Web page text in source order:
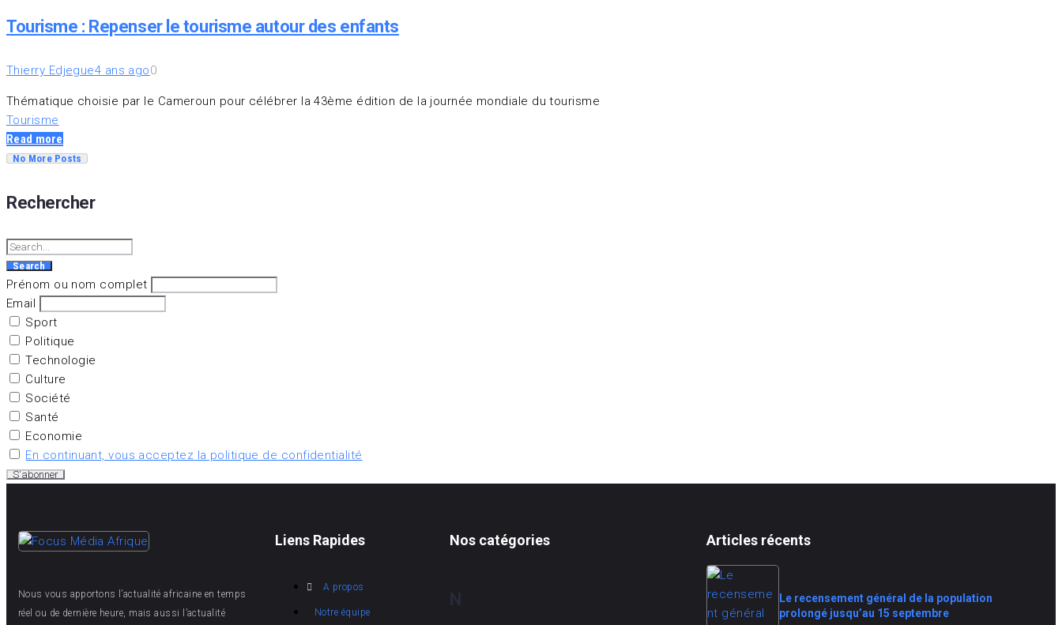
Tourisme : Repenser le tourisme autour des enfants
Thierry Edjegue4 ans ago0
Thématique choisie par le Cameroun pour célébrer la 43ème édition de la journée mondiale du tourisme
Tourisme
Read more
No More Posts
Rechercher
Search
Prénom ou nom complet
Email
Sport
Politique
Technologie
Culture
Société
Santé
Economie
En continuant, vous acceptez la politique de confidentialité
Nous vous apportons l’actualité africaine en temps
réel ou de dernière heure, mais aussi l’actualité
Liens Rapides
A propos
Notre équipe
Nos catégories
N
Articles récents
Le recensement général de la population
prolongé jusqu’au 15 septembre